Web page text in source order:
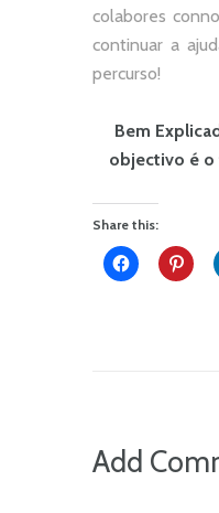
colabores
continuar a
percurso!
Bem
objectivo é o
Share this:
Add